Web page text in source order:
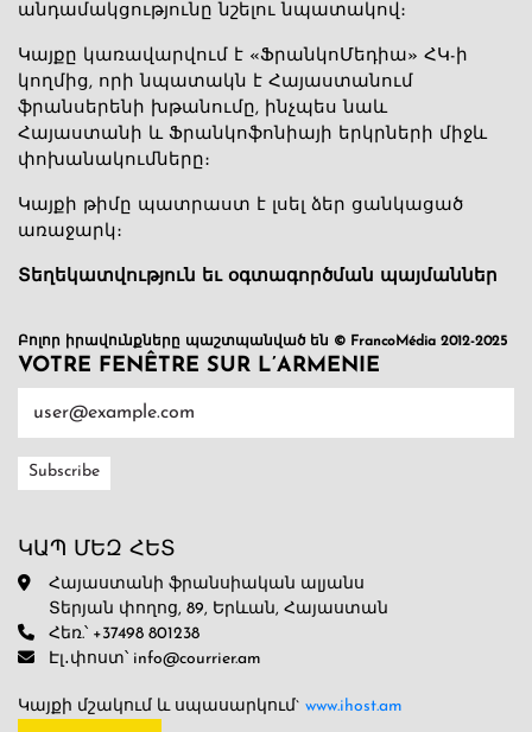
անդամակցությունը նշելու նպատակով։
Կայքը կառավարվում է «ՖրանկոՄեդիա» ՀԿ-ի
կողմից, որի նպատակն է Հայաստանում
ֆրանսերենի խթանումը, ինչպես նաև
Հայաստանի և Ֆրանկոֆոնիայի երկրների միջև
փոխանակումները։
Կայքի թիմը պատրաստ է լսել ձեր ցանկացած
առաջարկ։
Տեղեկատվություն եւ օգտագործման պայմաններ
Բոլոր իրավունքները պաշտպանված են © FrancoMédia 2012-2025
VOTRE FENÊTRE SUR L’ARMENIE
ԿԱՊ ՄԵԶ ՀԵՏ
Հայաստանի ֆրանսիական ալյանս
Տերյան փողոց, 89, Երևան, Հայաստան
Հեռ.՝ +37498 801238
Էլ․փոստ՝ info@courrier.am
Կայքի մշակում և սպասարկում` www.ihost.am